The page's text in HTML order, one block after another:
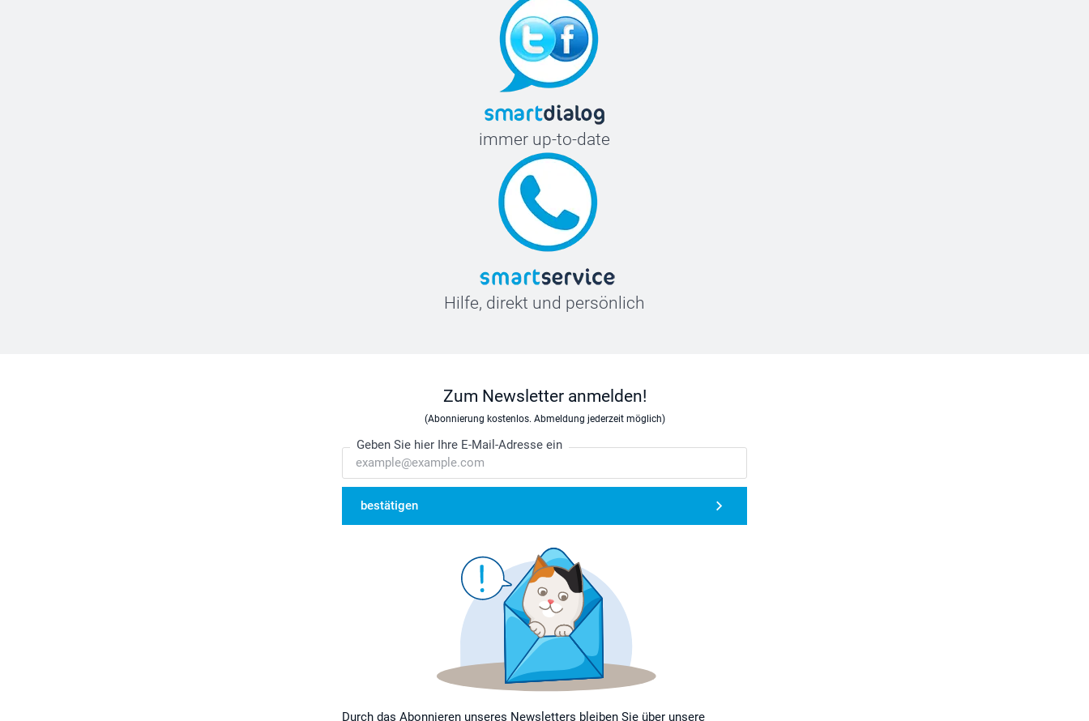
immer up-to-date
Hilfe, direkt und persönlich
Zum Newsletter anmelden!
(Abonnierung kostenlos. Abmeldung jederzeit möglich)
Geben Sie hier Ihre E-Mail-Adresse ein
bestätigen
Durch das Abonnieren unseres Newsletters bleiben Sie über unsere